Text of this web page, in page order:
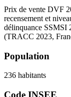
Prix de vente DVF
recensement et
délinquance SSMSI
(TRACC 2023,
Population
236 habitants
Code INSEE